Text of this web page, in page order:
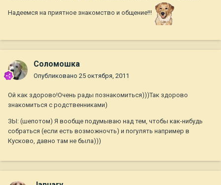
Надеемся на приятное знакомство и общение!!!
Соломошка
Опубликовано 25 октября, 2011
Ой как здорово!Очень рады познакомиться)))Так здорово
знакомиться с родственниками)
ЗЫ: (шепотом) Я вообще подумываю над тем, чтобы как-нибудь
собраться (если есть возможночть) и погулять например в
Кусково, давно там не была)))